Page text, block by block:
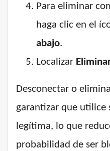
Para eliminar
haga clic en el
abajo.
Localizar
Desconectar o
garantizar que utilice
legítima, lo que
probabilidad de ser